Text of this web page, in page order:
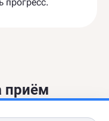
прогресс.
приём